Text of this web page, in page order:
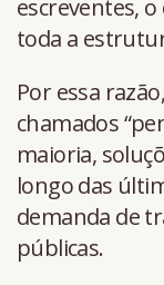
escreventes,
toda a
Por essa
chamados
maioria,
longo das
demanda de
públicas.